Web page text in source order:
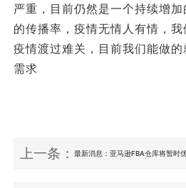
严重，目前仍然是一个持续增
的传播率，疫情无情人有情，
疫情渡过难关，目前我们能做
需求
上一条：